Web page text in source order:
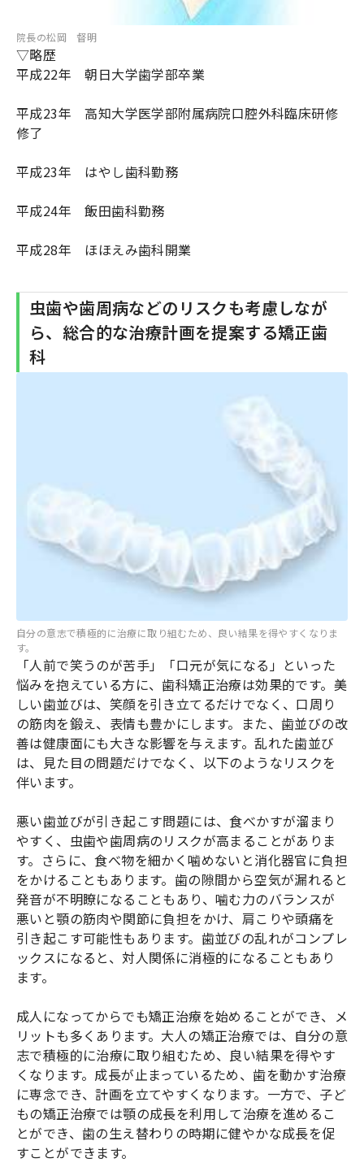
院長の松岡 督明
▽略歴
平成22年 朝日大学歯学部卒業
平成23年 高知大学医学部附属病院口腔外科臨床研修
修了
平成23年 はやし歯科勤務
平成24年 飯田歯科勤務
平成28年 ほほえみ歯科開業
虫歯や歯周病などのリスクも考慮しなが
ら、総合的な治療計画を提案する矯正歯
科
自分の意志で積極的に治療に取り組むため、良い結果を得やすくなりま
す。
「人前で笑うのが苦手」「口元が気になる」といった
悩みを抱えている方に、歯科矯正治療は効果的です。美
しい歯並びは、笑顔を引き立てるだけでなく、口周り
の筋肉を鍛え、表情も豊かにします。また、歯並びの改
善は健康面にも大きな影響を与えます。乱れた歯並び
は、見た目の問題だけでなく、以下のようなリスクを
伴います。
悪い歯並びが引き起こす問題には、食べかすが溜まり
やすく、虫歯や歯周病のリスクが高まることがありま
す。さらに、食べ物を細かく噛めないと消化器官に負担
をかけることもあります。歯の隙間から空気が漏れると
発音が不明瞭になることもあり、噛む力のバランスが
悪いと顎の筋肉や関節に負担をかけ、肩こりや頭痛を
引き起こす可能性もあります。歯並びの乱れがコンプレ
ックスになると、対人関係に消極的になることもあり
ます。
成人になってからでも矯正治療を始めることができ、メ
リットも多くあります。大人の矯正治療では、自分の意
志で積極的に治療に取り組むため、良い結果を得やす
くなります。成長が止まっているため、歯を動かす治療
に専念でき、計画を立てやすくなります。一方で、子ど
もの矯正治療では顎の成長を利用して治療を進めるこ
とができ、歯の生え替わりの時期に健やかな成長を促
すことができます。